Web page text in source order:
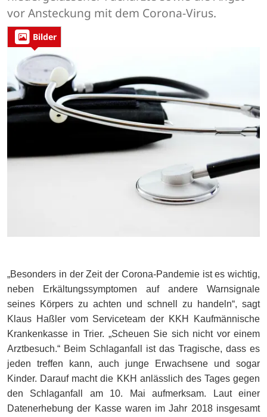
vor Ansteckung mit dem Corona-Virus.
Bilder
„Besonders in der Zeit der Corona-Pandemie ist es wichtig,
neben Erkältungssymptomen auf andere Warnsignale
seines Körpers zu achten und schnell zu handeln“, sagt
Klaus Haßler vom Serviceteam der KKH Kaufmännische
Krankenkasse in Trier. „Scheuen Sie sich nicht vor einem
Arztbesuch.“ Beim Schlaganfall ist das Tragische, dass es
jeden treffen kann, auch junge Erwachsene und sogar
Kinder. Darauf macht die KKH anlässlich des Tages gegen
den Schlaganfall am 10. Mai aufmerksam. Laut einer
Datenerhebung der Kasse waren im Jahr 2018 insgesamt